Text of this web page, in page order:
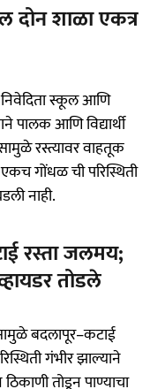
दोन शाळा एकत्र
स्कूल आणि
पालक आणि विद्यार्थी
रस्त्यावर वाहतूक
गोंधळ ची परिस्थिती
नाही.
रस्ता जलमय;
तोडले
बदलापूर–कटाई
गंभीर झाल्याने
तोडून पाण्याचा